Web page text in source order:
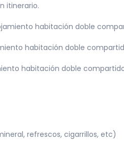
itinerario.
habitación doble
habitación doble
habitación doble
refrescos, cigarrillos, etc)